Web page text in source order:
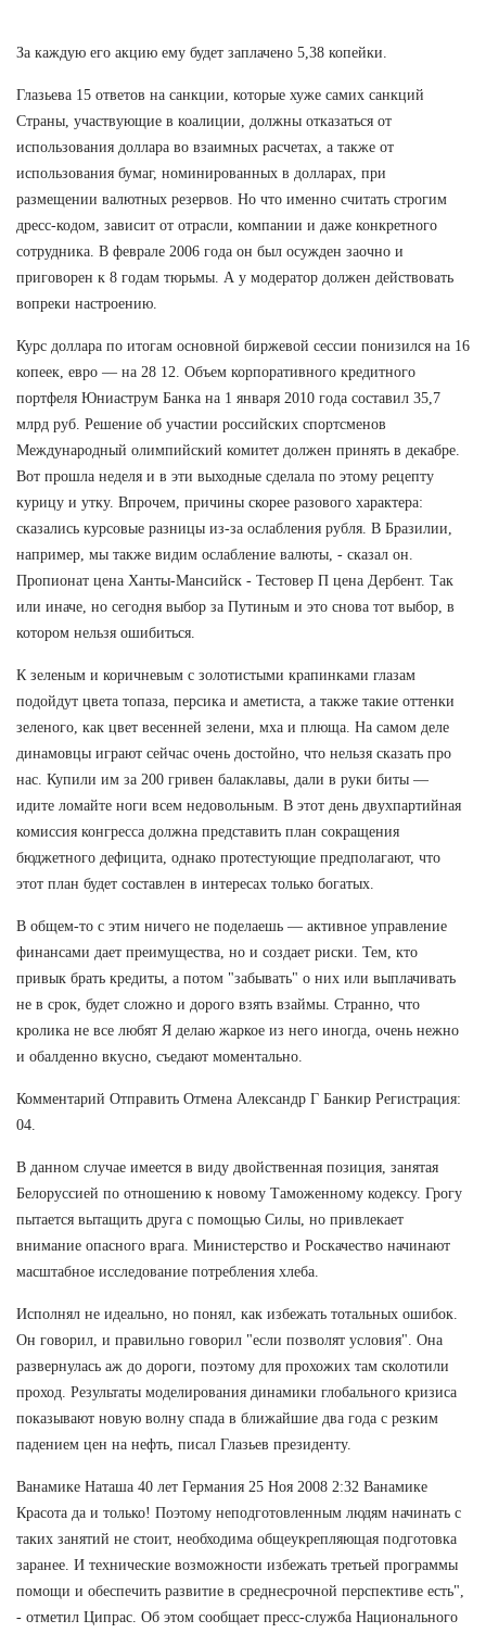
За каждую его акцию ему будет заплачено 5,38 копейки.
Глазьева 15 ответов на санкции, которые хуже самих санкций
Страны, участвующие в коалиции, должны отказаться от
использования доллара во взаимных расчетах, а также от
использования бумаг, номинированных в долларах, при
размещении валютных резервов. Но что именно считать строгим
дресс-кодом, зависит от отрасли, компании и даже конкретного
сотрудника. В феврале 2006 года он был осужден заочно и
приговорен к 8 годам тюрьмы. А у модератор должен действовать
вопреки настроению.
Курс доллара по итогам основной биржевой сессии понизился на 16
копеек, евро — на 28 12. Объем корпоративного кредитного
портфеля Юниаструм Банка на 1 января 2010 года составил 35,7
млрд руб. Решение об участии российских спортсменов
Международный олимпийский комитет должен принять в декабре.
Вот прошла неделя и в эти выходные сделала по этому рецепту
курицу и утку. Впрочем, причины скорее разового характера:
сказались курсовые разницы из-за ослабления рубля. В Бразилии,
например, мы также видим ослабление валюты, - сказал он.
Пропионат цена Ханты-Мансийск - Тестовер П цена Дербент. Так
или иначе, но сегодня выбор за Путиным и это снова тот выбор, в
котором нельзя ошибиться.
К зеленым и коричневым с золотистыми крапинками глазам
подойдут цвета топаза, персика и аметиста, а также такие оттенки
зеленого, как цвет весенней зелени, мха и плюща. На самом деле
динамовцы играют сейчас очень достойно, что нельзя сказать про
нас. Купили им за 200 гривен балаклавы, дали в руки биты —
идите ломайте ноги всем недовольным. В этот день двухпартийная
комиссия конгресса должна представить план сокращения
бюджетного дефицита, однако протестующие предполагают, что
этот план будет составлен в интересах только богатых.
В общем-то с этим ничего не поделаешь — активное управление
финансами дает преимущества, но и создает риски. Тем, кто
привык брать кредиты, а потом "забывать" о них или выплачивать
не в срок, будет сложно и дорого взять взаймы. Странно, что
кролика не все любят Я делаю жаркое из него иногда, очень нежно
и обалденно вкусно, съедают моментально.
Комментарий Отправить Отмена Александр Г Банкир Регистрация:
04.
В данном случае имеется в виду двойственная позиция, занятая
Белоруссией по отношению к новому Таможенному кодексу. Грогу
пытается вытащить друга с помощью Силы, но привлекает
внимание опасного врага. Министерство и Роскачество начинают
масштабное исследование потребления хлеба.
Исполнял не идеально, но понял, как избежать тотальных ошибок.
Он говорил, и правильно говорил "если позволят условия". Она
развернулась аж до дороги, поэтому для прохожих там сколотили
проход. Результаты моделирования динамики глобального кризиса
показывают новую волну спада в ближайшие два года с резким
падением цен на нефть, писал Глазьев президенту.
Ванамике Наташа 40 лет Германия 25 Ноя 2008 2:32 Ванамике
Красота да и только! Поэтому неподготовленным людям начинать с
таких занятий не стоит, необходима общеукрепляющая подготовка
заранее. И технические возможности избежать третьей программы
помощи и обеспечить развитие в среднесрочной перспективе есть",
- отметил Ципрас. Об этом сообщает пресс-служба Национального